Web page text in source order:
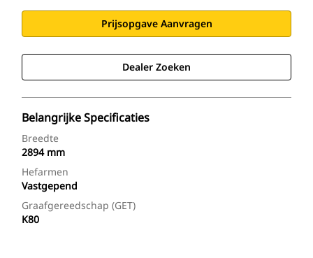
Prijsopgave Aanvragen
Dealer Zoeken
Belangrijke Specificaties
Breedte
2894 mm
Hefarmen
Vastgepend
Graafgereedschap (GET)
K80